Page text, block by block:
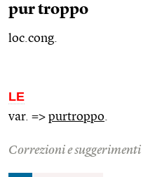
pur troppo
loc.cong.
LE
var. => purtroppo
Correzioni e suggerimenti